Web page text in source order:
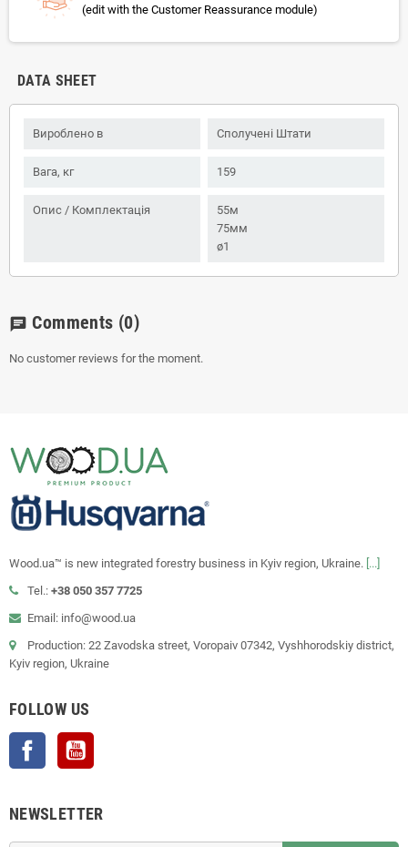
(edit with the Customer Reassurance module)
DATA SHEET
Вироблено в Сполучені Штати
Вага, кг 159
Опис / Комплектація
55м
75мм
ø1
chat Comments (0)
No customer reviews for the moment.
Wood.ua™ is new integrated forestry business in Kyiv region, Ukraine. [...]
Tel.: +38 050 357 7725
Email: info@wood.ua
Production: 22 Zavodska street, Voropaiv 07342, Vyshhorodskiy district,
Kyiv region, Ukraine
FOLLOW US
Facebook
NEWSLETTER